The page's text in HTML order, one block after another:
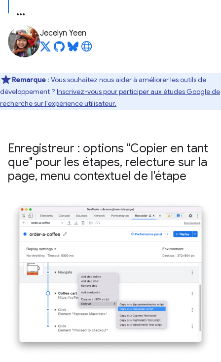
Jecelyn Yeen
Remarque : Vous souhaitez nous aider à améliorer les outils de
développement ? Inscrivez-vous pour participer aux études Google de
recherche sur l'expérience utilisateur.
Enregistreur : options "Copier en tant
que" pour les étapes, relecture sur la
page, menu contextuel de l'étape